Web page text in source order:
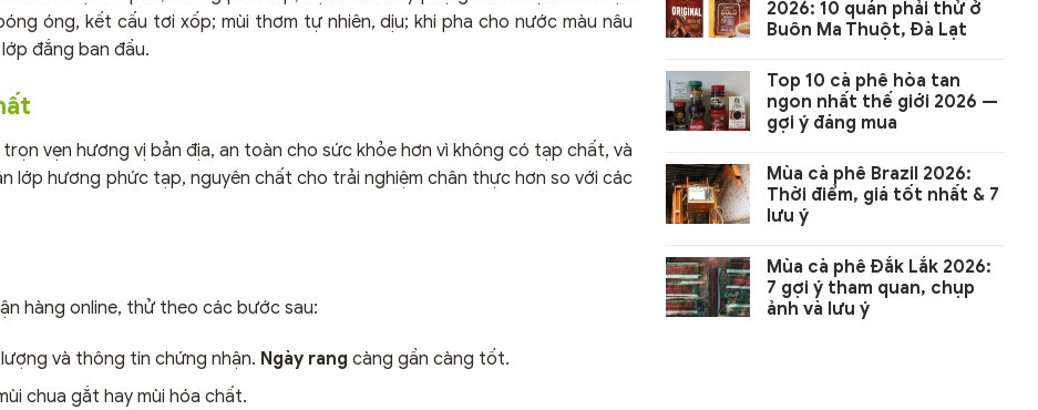
óng, kết cấu tơi xốp; mùi thơm tự nhiên, dịu; khi pha cho nước màu nâu
đắng ban đầu.
vẹn hương vị bản địa, an toàn cho sức khỏe hơn vì không có tạp chất, và
lớp hương phức tạp, nguyên chất cho trải nghiệm chân thực hơn so với các
hàng online, thử theo các bước sau:
và thông tin chứng nhận. Ngày rang càng gần càng tốt.
chua gắt hay mùi hóa chất.
2026: 10 quán phải thử ở
Buôn Ma Thuột, Đà Lạt
Top 10 cà phê hòa tan
ngon nhất thế giới 2026 —
gợi ý đáng mua
Mùa cà phê Brazil 2026:
Thời điểm, giá tốt nhất & 7
lưu ý
Mùa cà phê Đắk Lắk 2026:
7 gợi ý tham quan, chụp
ảnh và lưu ý